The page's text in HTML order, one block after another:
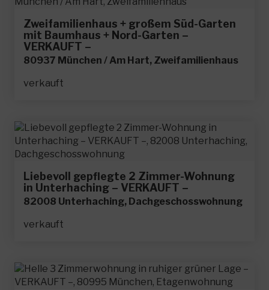
Zweifamilienhaus + großem Süd-Garten
mit Baumhaus + Nord-Garten –
VERKAUFT –
80937 München / Am Hart, Zweifamilienhaus
verkauft
Liebevoll gepflegte 2 Zimmer-Wohnung
in Unterhaching – VERKAUFT –
82008 Unterhaching, Dachgeschosswohnung
verkauft